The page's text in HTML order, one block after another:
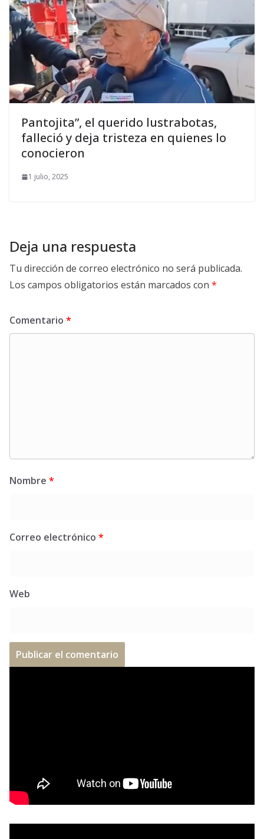
Pantojita”, el querido lustrabotas,
falleció y deja tristeza en quienes lo
conocieron
1 julio, 2025
Deja una respuesta
Tu dirección de correo electrónico no será publicada.
Los campos obligatorios están marcados con *
Comentario *
Nombre *
Correo electrónico *
Web